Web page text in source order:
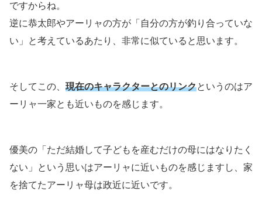
ですからね。
逆に恭太郎やアーリャの方が「自分の方が釣り合っていな
い」と考えているあたり、非常に似ていると思います。
そしてこの、 現在のキャラクターとのリンクというのはア
ーリャ一家とも近いものを感じます。
優美の「ただ結婚して子どもを産むだけの母にはなりたく
ない」という思いはアーリャに近いものを感じますし、家
を捨てたアーリャ母は政近に近いです。